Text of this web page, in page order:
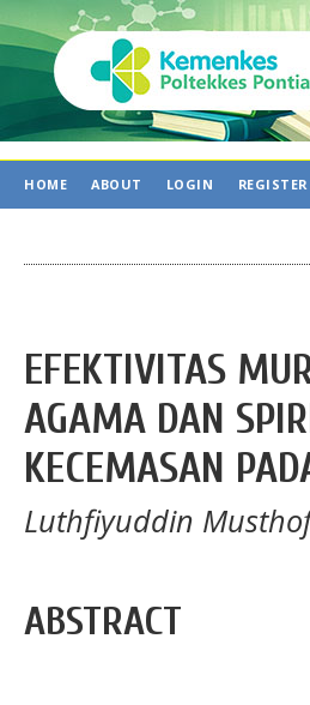
HOME ABOUT LOGIN REGISTER
EFEKTIVITAS
AGAMA DAN
KECEMASAN
Luthfiyuddin
ABSTRACT